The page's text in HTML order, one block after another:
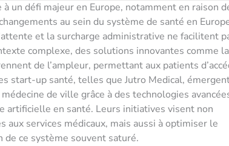
un défi majeur en Europe, notamment en raison
au sein du système de santé en
et la surcharge administrative ne facilitent
complexe, des solutions innovantes comme la
de l’ampleur, permettant aux patients
start-up santé, telles que Jutro Medical,
de ville grâce à des technologies
artificielle en santé. Leurs initiatives visent non
aux services médicaux, mais aussi à optimiser le
de ce système souvent saturé.